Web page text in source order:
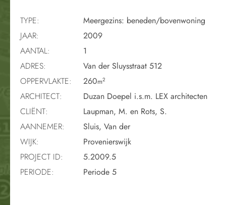
TYPE:
Meergezins: beneden/bovenwoning
JAAR:
2009
AANTAL:
1
ADRES:
Van der Sluysstraat 512
OPPERVLAKTE:
260m2
ARCHITECT:
Duzan Doepel i.s.m. LEX architecten
CLIËNT:
Laupman, M. en Rots, S.
AANNEMER:
Sluis, Van der
WIJK:
Provenierswijk
PROJECT ID:
5.2009.5
PERIODE:
Periode 5